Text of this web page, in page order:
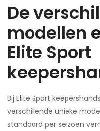
De
modellen
Elite Sport
Bij Elite Sport
verschillende unieke
standaard per seizoen